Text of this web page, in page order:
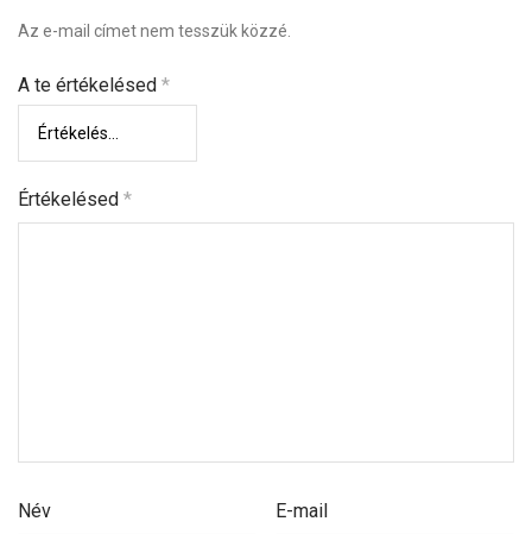
Az e-mail címet nem tesszük közzé.
A te értékelésed *
Értékelésed *
Név E-mail